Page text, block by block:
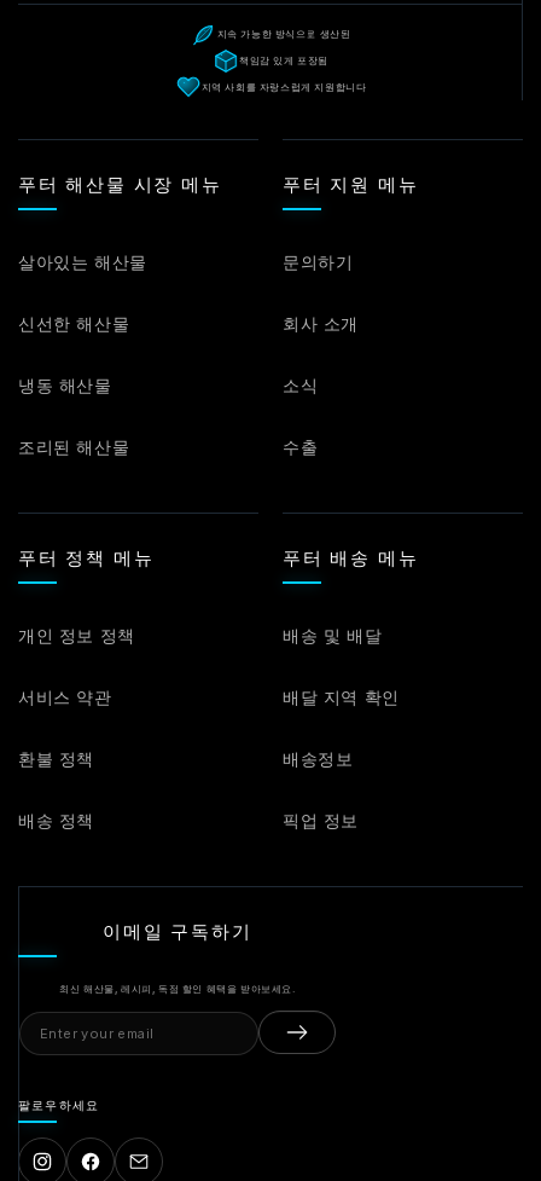
지속 가능한 방식으로 생산된
책임감 있게 포장됨
지역 사회를 자랑스럽게 지원합니다
푸터 해산물 시장 메뉴
살아있는 해산물
신선한 해산물
냉동 해산물
조리된 해산물
푸터 지원 메뉴
문의하기
회사 소개
소식
수출
푸터 정책 메뉴
개인 정보 정책
서비스 약관
환불 정책
배송 정책
푸터 배송 메뉴
배송 및 배달
배달 지역 확인
배송정보
픽업 정보
이메일 구독하기
최신 해산물, 레시피, 독점 할인 혜택을 받아보세요.
Email
팔로우하세요